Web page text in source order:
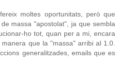
moltes oportunitats, però que
massa "apostolat", ja que sembla
ho tot, quan per a mi, encara
que la "massa" arribi al 1.0.
generalitzades, emails que es